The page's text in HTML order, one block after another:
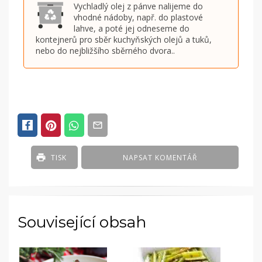
Vychladlý olej z pánve nalijeme do
vhodné nádoby, např. do plastové
lahve, a poté jej odneseme do
kontejnerů pro sběr kuchyňských olejů a tuků,
nebo do nejbližšího sběrného dvora..
NAPSAT KOMENTÁŘ
TISK
Související obsah